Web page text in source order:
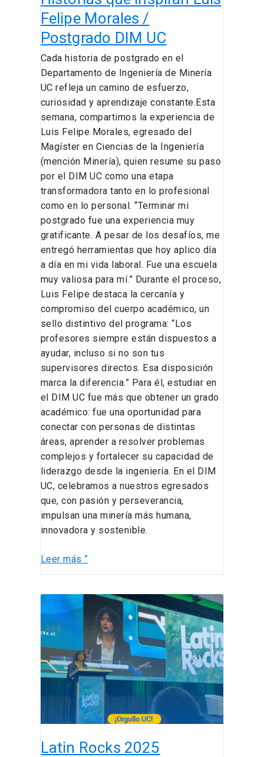
Felipe Morales /
Postgrado DIM UC
Cada historia de postgrado en el
Departamento de Ingeniería de Minería
UC refleja un camino de esfuerzo,
curiosidad y aprendizaje constante.Esta
semana, compartimos la experiencia de
Luis Felipe Morales, egresado del
Magíster en Ciencias de la Ingeniería
(mención Minería), quien resume su paso
por el DIM UC como una etapa
transformadora tanto en lo profesional
como en lo personal. “Terminar mi
postgrado fue una experiencia muy
gratificante. A pesar de los desafíos, me
entregó herramientas que hoy aplico día
a día en mi vida laboral. Fue una escuela
muy valiosa para mí.” Durante el proceso,
Luis Felipe destaca la cercanía y
compromiso del cuerpo académico, un
sello distintivo del programa: “Los
profesores siempre están dispuestos a
ayudar, incluso si no son tus
supervisores directos. Esa disposición
marca la diferencia.” Para él, estudiar en
el DIM UC fue más que obtener un grado
académico: fue una oportunidad para
conectar con personas de distintas
áreas, aprender a resolver problemas
complejos y fortalecer su capacidad de
liderazgo desde la ingeniería. En el DIM
UC, celebramos a nuestros egresados
que, con pasión y perseverancia,
impulsan una minería más humana,
innovadora y sostenible.
Leer más ”
Latin Rocks 2025
Latin
Rocks
2025